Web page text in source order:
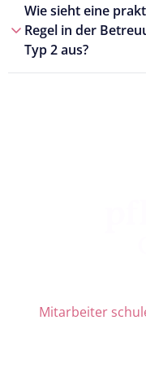
Wie sieht eine
Regel in der
Typ 2 aus?
Mitarbeiter